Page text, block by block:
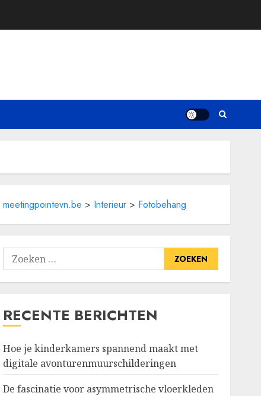
meetingpointevn.be > Interieur> Fotobehang
Zoeken
naar:
RECENTE BERICHTEN
Hoe je kinderkamers spannend maakt met
digitale avonturenmuurschilderingen
De fascinatie voor asymmetrische vloerkleden